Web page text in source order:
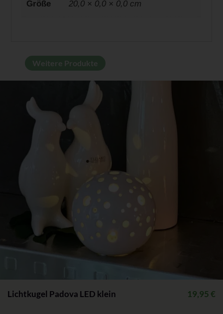
Größe 20,0 × 0,0 × 0,0 cm
Weitere Produkte
Lichtkugel Padova LED klein 19,95€